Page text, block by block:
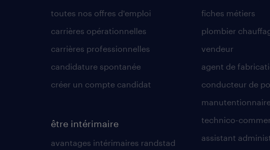
toutes nos offres d'emploi
carrières opérationnelles
carrières professionnelles
candidature spontanée
créer un compte candidat
être intérimaire
avantages intérimaires randstad
fiches métiers
plombier
vendeur
agent de
conducteur de
technico-
assistant